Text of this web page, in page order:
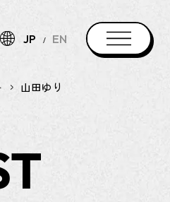
JP EN
山田ゆり